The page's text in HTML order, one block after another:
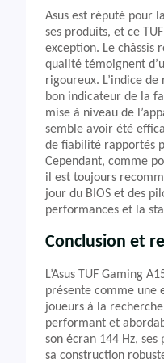
Asus est réputé pour
ses produits, et ce
exception. Le châssis
qualité témoignent
rigoureux. L’indice
bon indicateur de la
mise à niveau de
semble avoir été
de fiabilité rapportés
Cependant, comme
il est toujours
jour du BIOS et des
performances et la
Conclusion et
L’Asus TUF Gaming
présente comme une
joueurs à la
performant et
son écran 144 Hz,
sa construction